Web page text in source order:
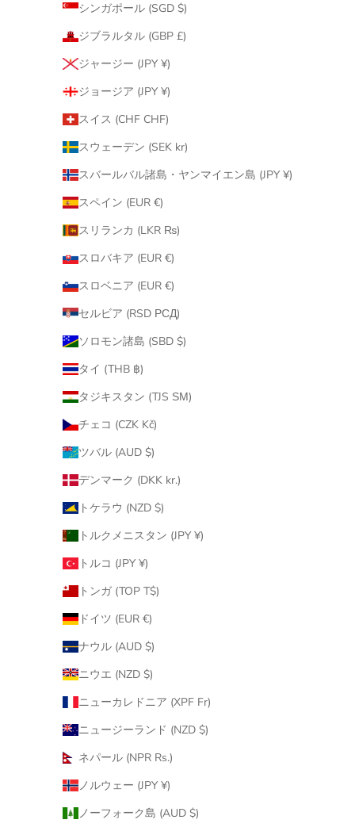
シンガポール (SGD $)
ジブラルタル (GBP £)
ジャージー (JPY ¥)
ジョージア (JPY ¥)
スイス (CHF CHF)
スウェーデン (SEK kr)
スバールバル諸島・ヤンマイエン島 (JPY ¥)
スペイン (EUR €)
スリランカ (LKR ₨)
スロバキア (EUR €)
スロベニア (EUR €)
セルビア (RSD РСД)
ソロモン諸島 (SBD $)
タイ (THB ฿)
タジキスタン (TJS ЅМ)
チェコ (CZK Kč)
ツバル (AUD $)
デンマーク (DKK kr.)
トケラウ (NZD $)
トルクメニスタン (JPY ¥)
トルコ (JPY ¥)
トンガ (TOP T$)
ドイツ (EUR €)
ナウル (AUD $)
ニウエ (NZD $)
ニューカレドニア (XPF Fr)
ニュージーランド (NZD $)
ネパール (NPR Rs.)
ノルウェー (JPY ¥)
ノーフォーク島 (AUD $)